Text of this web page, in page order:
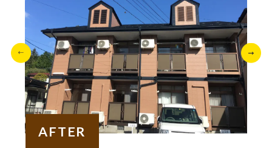
AFTER